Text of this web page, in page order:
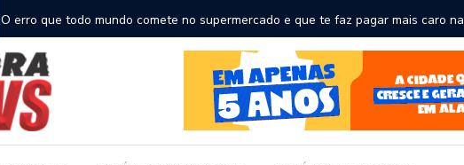
O erro que todo mundo comete no supermercado e que te faz pagar mais caro na
comida